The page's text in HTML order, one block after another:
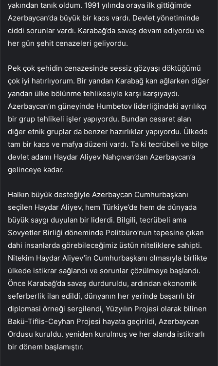
yakından tanık oldum. 1991 yılında oraya ilk gittiğimde
Azerbaycan’da büyük bir kaos vardı. Devlet yönetiminde
ciddi sorunlar vardı. Karabağ’da savaş devam ediyordu ve
her gün şehit cenazeleri geliyordu.
Pek çok şehidin cenazesinde sessiz gözyaşı döktüğümü
çok iyi hatırlıyorum. Bir yandan Karabağ kan ağlarken diğer
yandan ülke bölünme tehlikesiyle karşı karşıyaydı.
Azerbaycan’ın güneyinde Humbetov liderliğindeki ayrılıkçı
bir grup tehlikeli işler yapıyordu. Bundan cesaret alan
diğer etnik gruplar da benzer hazırlıklar yapıyordu. Ülkede
tam bir kaos ve mafya düzeni vardı. Ta ki tecrübeli ve bilge
devlet adamı Haydar Aliyev Nahçıvan’dan Azerbaycan’a
gelinceye kadar.
Halkın büyük desteğiyle Azerbaycan Cumhurbaşkanı
seçilen Haydar Aliyev, hem Türkiye’de hem de dünyada
büyük saygı duyulan bir liderdi. Bilgili, tecrübeli ama
Sovyetler Birliği döneminde Politbüro’nun tepesine çıkan
dahi insanlarda görebileceğimiz üstün niteliklere sahipti.
Nitekim Haydar Aliyev’in Cumhurbaşkanı olmasıyla birlikte
ülkede istikrar sağlandı ve sorunlar çözülmeye başlandı.
Önce Karabağ’da savaş durduruldu, ardından ekonomik
seferberlik ilan edildi, dünyanın her yerinde başarılı bir
diplomasi örneği sergilendi, Yüzyılın Projesi olarak bilinen
Bakü-Tiflis-Ceyhan Projesi hayata geçirildi, Azerbaycan
Ordusu kuruldu. yeniden kurulmuş ve her alanda istikrarlı
bir dönem başlamıştır.